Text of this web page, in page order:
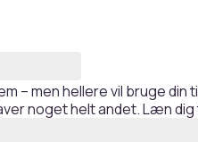
– men hellere vil bruge
noget helt andet. Læn